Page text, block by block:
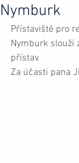
Nymburk
Přístaviště pro
Nymburk slouží
přístav.
Za účasti pana